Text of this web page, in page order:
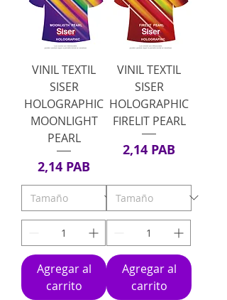
VINIL TEXTIL
SISER
HOLOGRAPHIC
MOONLIGHT
PEARL
Precio
2,14 PAB
Agregar al
carrito
VINIL TEXTIL
SISER
HOLOGRAPHIC
FIRELIT PEARL
Precio
2,14 PAB
Agregar al
carrito